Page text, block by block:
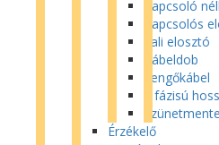
Kapcsoló
Kapcsolós
Fali elosztó
Kábeldob
Lengőkábel
3 fázisú
Érzékelő